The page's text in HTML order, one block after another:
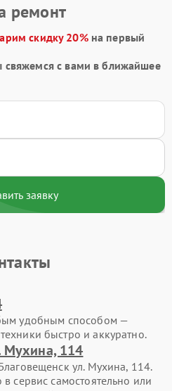
ремонт
скидку 20%на первый
с вами в ближайшее
заявку
удобным способом —
быстро и аккуратно.
Мухина, 114
ул. Мухина, 114.
в сервис самостоятельно или